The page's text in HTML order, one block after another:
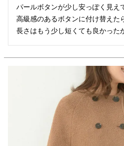
パールボタンが少し安っぽく見え
高級感のあるボタンに付け替えた
長さはもう少し短くても良かった